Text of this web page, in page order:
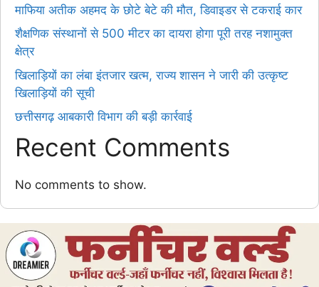
माफिया अतीक अहमद के छोटे बेटे की मौत, डिवाइडर से टकराई कार
शैक्षणिक संस्थानों से 500 मीटर का दायरा होगा पूरी तरह नशामुक्त
क्षेत्र
खिलाड़ियों का लंबा इंतजार खत्म, राज्य शासन ने जारी की उत्कृष्ट
खिलाड़ियों की सूची
छत्तीसगढ़ आबकारी विभाग की बड़ी कार्रवाई
Recent Comments
No comments to show.